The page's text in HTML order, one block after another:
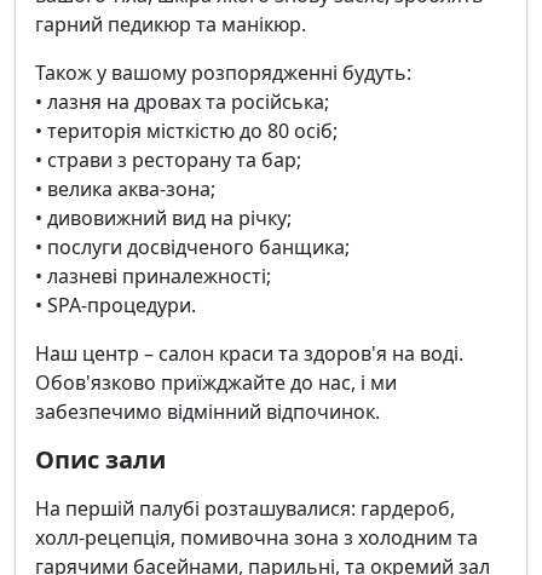
гарний педикюр та манікюр.
Також у вашому розпорядженні будуть:
• лазня на дровах та російська;
• територія місткістю до 80 осіб;
• страви з ресторану та бар;
• велика аква-зона;
• дивовижний вид на річку;
• послуги досвідченого банщика;
• лазневі приналежності;
• SPA-процедури.
Наш центр – салон краси та здоров'я на воді.
Обов'язково приїжджайте до нас, і ми
забезпечимо відмінний відпочинок.
Опис зали
На першій палубі розташувалися: гардероб,
холл-рецепція, помивочна зона з холодним та
гарячими басейнами, парильні, та окремий зал